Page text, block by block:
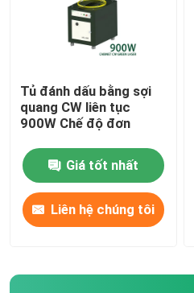
Tủ đánh dấu bằng sợi
quang CW liên tục
900W Chế độ đơn
Giá tốt nhất
Liên hệ chúng tôi